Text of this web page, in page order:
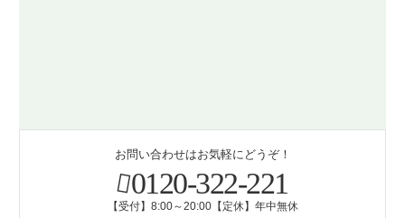
お問い合わせはお気軽にどうぞ！
0120-322-221
【受付】8:00～20:00【定休】年中無休